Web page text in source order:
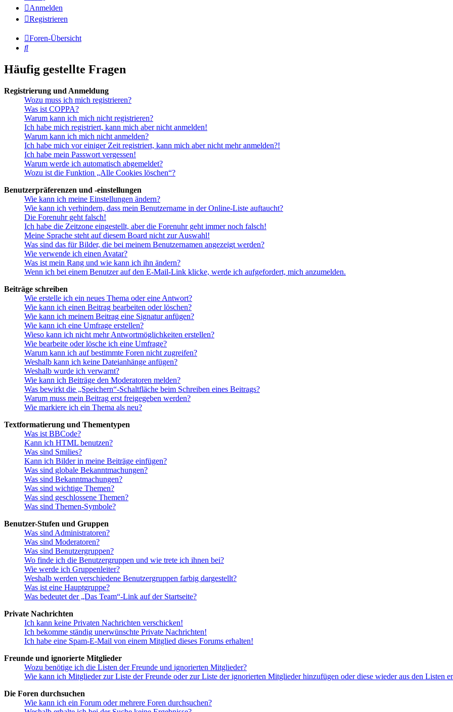
Anmelden
Registrieren
Foren-Übersicht
Suche
Häufig gestellte Fragen
Registrierung und Anmeldung
Wozu muss ich mich registrieren?
Was ist COPPA?
Warum kann ich mich nicht registrieren?
Ich habe mich registriert, kann mich aber nicht anmelden!
Warum kann ich mich nicht anmelden?
Ich habe mich vor einiger Zeit registriert, kann mich aber nicht mehr anmelden?!
Ich habe mein Passwort vergessen!
Warum werde ich automatisch abgemeldet?
Wozu ist die Funktion „Alle Cookies löschen“?
Benutzerpräferenzen und -einstellungen
Wie kann ich meine Einstellungen ändern?
Wie kann ich verhindern, dass mein Benutzername in der Online-Liste auftaucht?
Die Forenuhr geht falsch!
Ich habe die Zeitzone eingestellt, aber die Forenuhr geht immer noch falsch!
Meine Sprache steht auf diesem Board nicht zur Auswahl!
Was sind das für Bilder, die bei meinem Benutzernamen angezeigt werden?
Wie verwende ich einen Avatar?
Was ist mein Rang und wie kann ich ihn ändern?
Wenn ich bei einem Benutzer auf den E-Mail-Link klicke, werde ich aufgefordert, mich anzumelden.
Beiträge schreiben
Wie erstelle ich ein neues Thema oder eine Antwort?
Wie kann ich einen Beitrag bearbeiten oder löschen?
Wie kann ich meinem Beitrag eine Signatur anfügen?
Wie kann ich eine Umfrage erstellen?
Wieso kann ich nicht mehr Antwortmöglichkeiten erstellen?
Wie bearbeite oder lösche ich eine Umfrage?
Warum kann ich auf bestimmte Foren nicht zugreifen?
Weshalb kann ich keine Dateianhänge anfügen?
Weshalb wurde ich verwarnt?
Wie kann ich Beiträge den Moderatoren melden?
Was bewirkt die „Speichern“-Schaltfläche beim Schreiben eines Beitrags?
Warum muss mein Beitrag erst freigegeben werden?
Wie markiere ich ein Thema als neu?
Textformatierung und Thementypen
Was ist BBCode?
Kann ich HTML benutzen?
Was sind Smilies?
Kann ich Bilder in meine Beiträge einfügen?
Was sind globale Bekanntmachungen?
Was sind Bekanntmachungen?
Was sind wichtige Themen?
Was sind geschlossene Themen?
Was sind Themen-Symbole?
Benutzer-Stufen und Gruppen
Was sind Administratoren?
Was sind Moderatoren?
Was sind Benutzergruppen?
Wo finde ich die Benutzergruppen und wie trete ich ihnen bei?
Wie werde ich Gruppenleiter?
Weshalb werden verschiedene Benutzergruppen farbig dargestellt?
Was ist eine Hauptgruppe?
Was bedeutet der „Das Team“-Link auf der Startseite?
Private Nachrichten
Ich kann keine Privaten Nachrichten verschicken!
Ich bekomme ständig unerwünschte Private Nachrichten!
Ich habe eine Spam-E-Mail von einem Mitglied dieses Forums erhalten!
Freunde und ignorierte Mitglieder
Wozu benötige ich die Listen der Freunde und ignorierten Mitglieder?
Wie kann ich Mitglieder zur Liste der Freunde oder zur Liste der ignorierten Mitglieder hinzufügen oder diese wieder aus den Listen
Die Foren durchsuchen
Wie kann ich ein Forum oder mehrere Foren durchsuchen?